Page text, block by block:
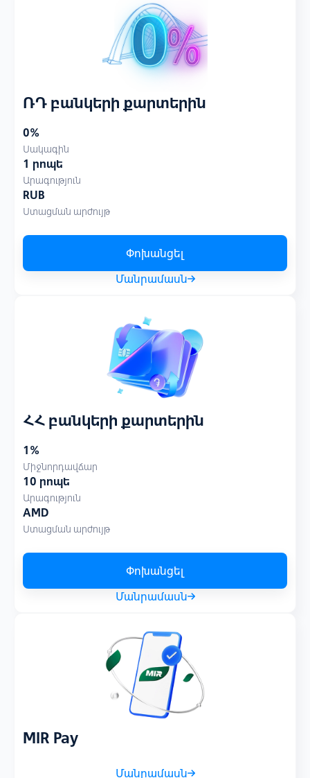
ՌԴ բանկերի քարտերին
0%
Սակագին
1 րոպե
Արագություն
RUB
Ստացման արժույթ
Փոխանցել
Մանրամասն
ՀՀ բանկերի քարտերին
1%
Միջնորդավճար
10 րոպե
Արագություն
AMD
Ստացման արժույթ
Փոխանցել
Մանրամասն
MIR Pay
Մանրամասն